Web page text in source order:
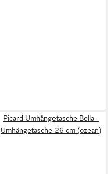
Picard Umhängetasche Bella -
Umhängetasche 26 cm (ozean)